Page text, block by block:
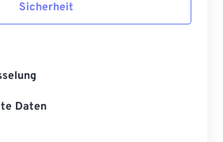
Sicherheit
Daten